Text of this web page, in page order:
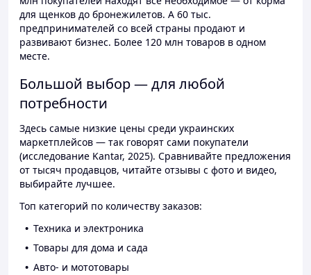
для щенков до бронежилетов. А 60 тыс.
предпринимателей со всей страны продают и
развивают бизнес. Более 120 млн товаров в одном
месте.
Большой выбор — для любой
потребности
Здесь самые низкие цены среди украинских
маркетплейсов — так говорят сами покупатели
(исследование Kantar, 2025). Сравнивайте предложения
от тысяч продавцов, читайте отзывы с фото и видео,
выбирайте лучшее.
Топ категорий по количеству заказов:
Техника и электроника
Товары для дома и сада
Авто- и мототовары